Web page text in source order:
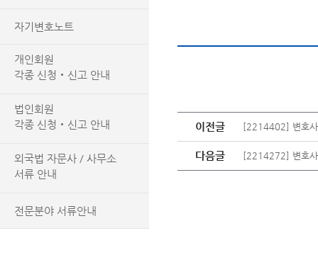
자기변호노트
개인회원
각종 신청‧신고 안내
법인회원
각종 신청‧신고 안내
외국법 자문사 / 사무소
서류 안내
전문분야 서류안내
이전글 [2214402] 변호사
다음글 [2214272] 변호사